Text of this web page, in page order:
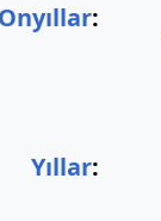
Onyıllar:
Yıllar: